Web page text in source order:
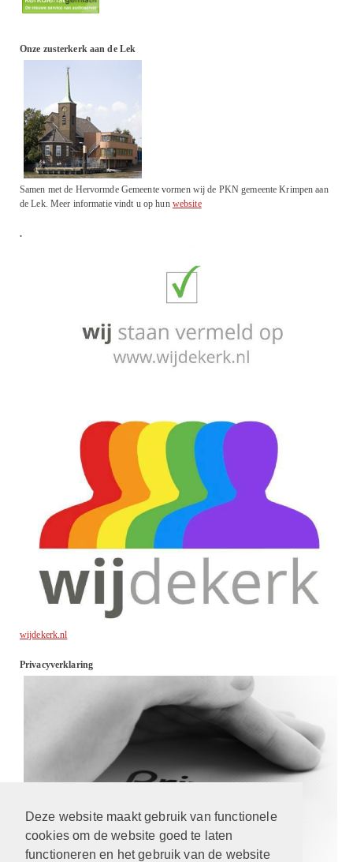
Deze website maakt gebruik van functionele
cookies om de website goed te laten
functioneren en het gebruik van de website
Onze zusterkerk aan de Lek
Samen met de Hervormde Gemeente vormen wij de PKN gemeente Krimpen aan
de Lek. Meer informatie vindt u op hun website
.
wijdekerk.nl
Privacyverklaring